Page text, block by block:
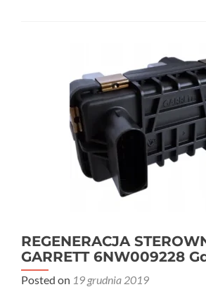
REGENERACJA
GARRETT 6NW009228
Posted on 19 grudnia 2019